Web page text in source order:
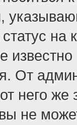
От
него же
не